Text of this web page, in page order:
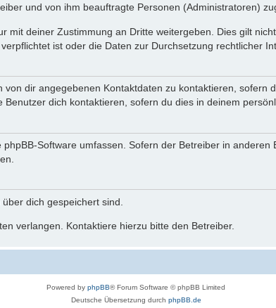
und von ihm beauftragte Personen (Administratoren)
mit deiner Zustimmung an Dritte weitergeben. Dies gilt
ist oder die Daten zur Durchsetzung rechtlicher
dir angegebenen Kontaktdaten zu kontaktieren, sofern
dich kontaktieren, sofern du dies in deinem
Software umfassen. Sofern der Betreiber in
dich gespeichert sind.
verlangen. Kontaktiere hierzu bitte den Betreiber.
Powered by phpBB® Forum Software © phpBB Limited
Deutsche Übersetzung durch phpBB.de